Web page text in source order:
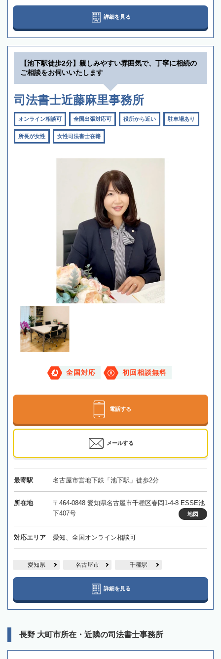
詳細を見る
【池下駅徒歩2分】親しみやすい雰囲気で、丁寧に相続の
ご相談をお伺いいたします
司法書士近藤麻里事務所
オンライン相談可 全国出張対応可 役所から近い 駐車場あり
所長が女性 女性司法書士在籍
全国対応 初回相談無料
電話する
メールする
最寄駅 名古屋市営地下鉄「池下駅」徒歩2分
所在地
〒464-0848 愛知県名古屋市千種区春岡1-4-8 ESSE池
下407号
地図
対応エリア 愛知、全国オンライン相談可
愛知県 名古屋市 千種駅
詳細を見る
長野 大町市所在・近隣の司法書士事務所